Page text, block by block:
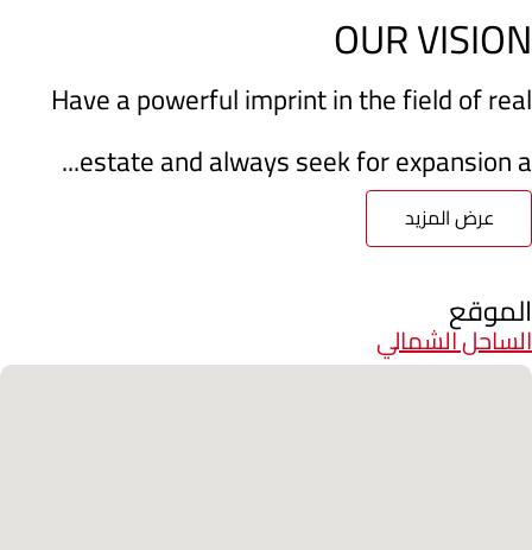
OUR VISION
Have a powerful imprint in the field of real
estate and always seek for expansion a...
عرض المزيد
الموقع
الساحل الشمالي